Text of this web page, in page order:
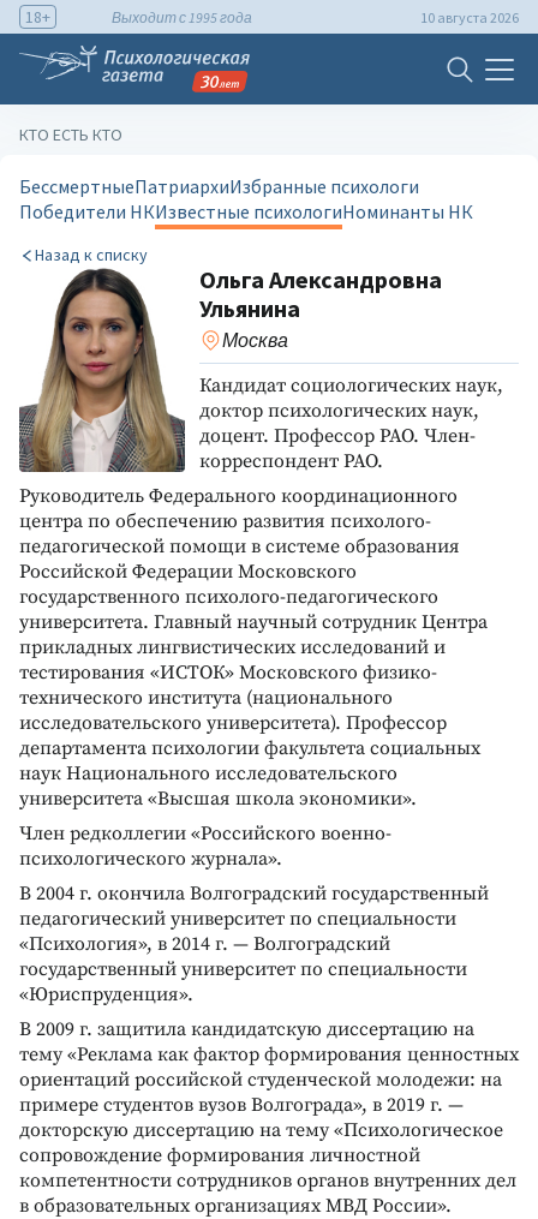
18+ Выходит с 1995 года 10 августа 2026
КТО ЕСТЬ КТО
БессмертныеПатриархиИзбранные психологи
Победители НКИзвестные психологиНоминанты НК
Назад к списку
Ольга Александровна
Ульянина
Москва
Кандидат социологических наук,
доктор психологических наук,
доцент. Профессор РАО. Член-
корреспондент РАО.
Руководитель Федерального координационного
центра по обеспечению развития психолого-
педагогической помощи в системе образования
Российской Федерации Московского
государственного психолого-педагогического
университета. Главный научный сотрудник Центра
прикладных лингвистических исследований и
тестирования «ИСТОК» Московского физико-
технического института (национального
исследовательского университета). Профессор
департамента психологии факультета социальных
наук Национального исследовательского
университета «Высшая школа экономики».
Член редколлегии «Российского военно-
психологического журнала».
В 2004 г. окончила Волгоградский государственный
педагогический университет по специальности
«Психология», в 2014 г. — Волгоградский
государственный университет по специальности
«Юриспруденция».
В 2009 г. защитила кандидатскую диссертацию на
тему «Реклама как фактор формирования ценностных
ориентаций российской студенческой молодежи: на
примере студентов вузов Волгограда», в 2019 г. —
докторскую диссертацию на тему «Психологическое
сопровождение формирования личностной
компетентности сотрудников органов внутренних дел
в образовательных организациях МВД России».